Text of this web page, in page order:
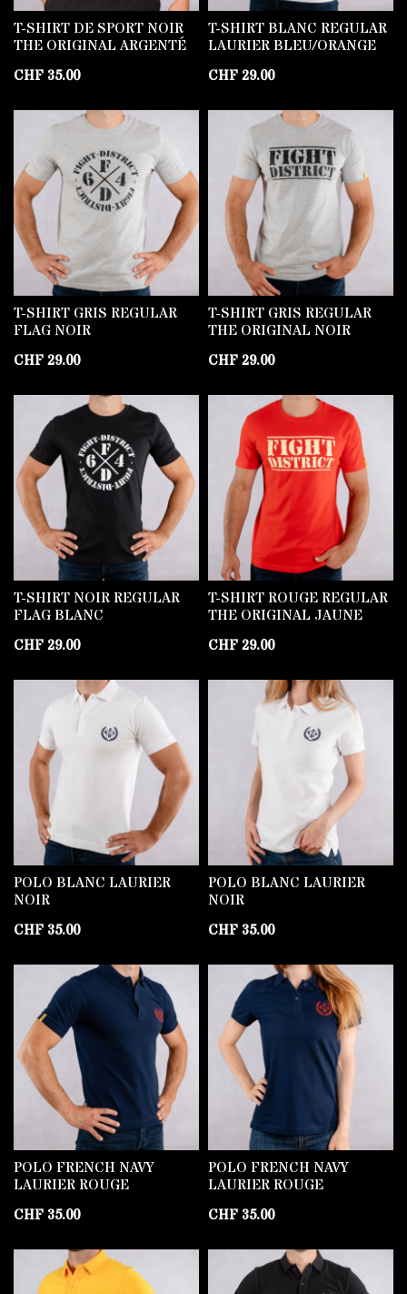
T-SHIRT DE SPORT NOIR
THE ORIGINAL ARGENTÉ
CHF 35.00
T-SHIRT BLANC REGULAR
LAURIER BLEU/ORANGE
CHF29.00
T-SHIRT GRIS REGULAR
FLAG NOIR
CHF29.00
T-SHIRT GRIS REGULAR
THE ORIGINAL NOIR
CHF29.00
T-SHIRT NOIR REGULAR
FLAG BLANC
CHF29.00
T-SHIRT ROUGE REGULAR
THE ORIGINAL JAUNE
CHF29.00
POLO BLANC LAURIER
NOIR
CHF 35.00
POLO BLANC LAURIER
NOIR
CHF 35.00
POLO FRENCH NAVY
LAURIER ROUGE
CHF 35.00
POLO FRENCH NAVY
LAURIER ROUGE
CHF 35.00